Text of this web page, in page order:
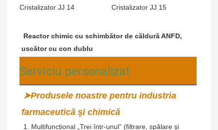
Reactor chimic cu schimbător de căldură ANFD,
uscător cu con dublu
Serviciu personalizat
➤Produsele noastre pentru industria
farmaceutică și chimică